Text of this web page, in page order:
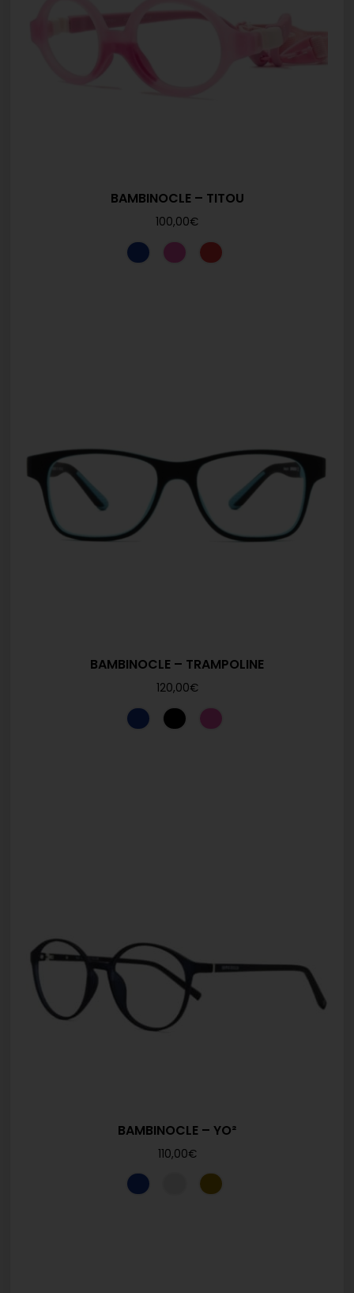
BAMBINOCLE – TITOU
100,00€
BAMBINOCLE – TRAMPOLINE
120,00€
BAMBINOCLE – YO²
110,00€